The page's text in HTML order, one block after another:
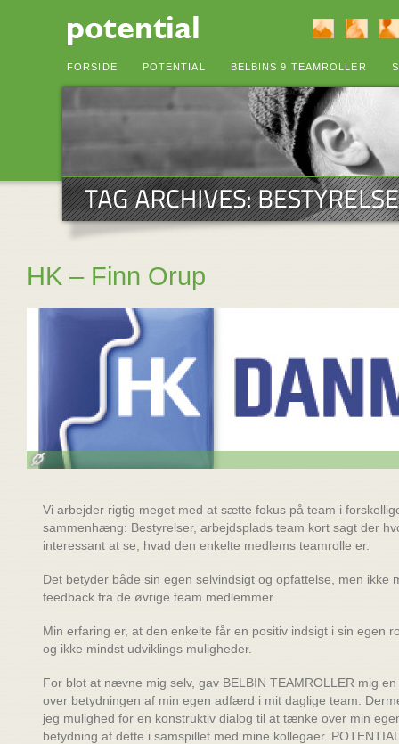
FORSIDE POTENTIAL BELBINS 9 TEAMROLLER
HK – Finn Orup
Vi arbejder rigtig meget med at sætte fokus på team i
sammenhæng: Bestyrelser, arbejdsplads team kort sagt der
interessant at se, hvad den enkelte medlems teamrolle er.
Det betyder både sin egen selvindsigt og opfattelse, men ikke
feedback fra de øvrige team medlemmer.
Min erfaring er, at den enkelte får en positiv indsigt i sin egen
og ikke mindst udviklings muligheder.
For blot at nævne mig selv, gav BELBIN TEAMROLLER mig
over betydningen af min egen adfærd i mit daglige team.
jeg mulighed for en konstruktiv dialog til at tænke over min
betydning af dette i samspillet med mine kollegaer. POTENTIAL